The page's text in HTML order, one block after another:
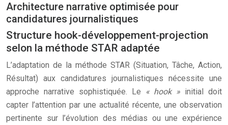
Architecture narrative optimisée pour
candidatures journalistiques
Structure hook-développement-projection
selon la méthode STAR adaptée
L’adaptation de la méthode STAR (Situation, Tâche, Action,
Résultat) aux candidatures journalistiques nécessite une
approche narrative sophistiquée. Le
« hook » initial doit
capter l’attention par une actualité récente, une observation
pertinente sur l’évolution des médias ou une expérience